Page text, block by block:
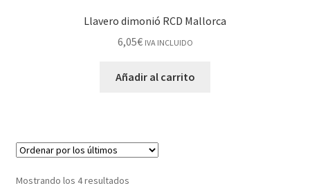
Llavero dimonió RCD Mallorca
6,05€ IVA INCLUIDO
Añadir al carrito
Mostrando los 4 resultados